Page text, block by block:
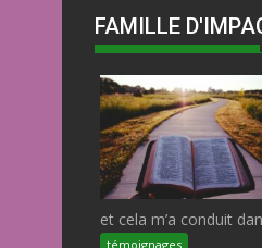
FAMILLE
et cela m’a conduit
témoignages